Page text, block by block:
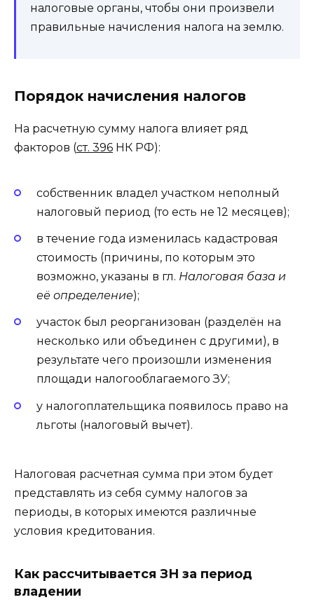
налоговые органы, чтобы они произвели
правильные начисления налога на землю.
Порядок начисления налогов
На расчетную сумму налога влияет ряд
факторов (ст. 396 НК РФ):
собственник владел участком неполный
налоговый период (то есть не 12 месяцев);
в течение года изменилась кадастровая
стоимость (причины, по которым это
возможно, указаны в гл. Налоговая база и
её определение);
участок был реорганизован (разделён на
несколько или объединен с другими), в
результате чего произошли изменения
площади налогооблагаемого ЗУ;
у налогоплательщика появилось право на
льготы (налоговый вычет).
Налоговая расчетная сумма при этом будет
представлять из себя сумму налогов за
периоды, в которых имеются различные
условия кредитования.
Как рассчитывается ЗН за период
владении